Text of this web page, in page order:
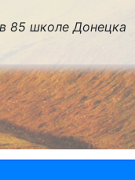
85 школе Донецка